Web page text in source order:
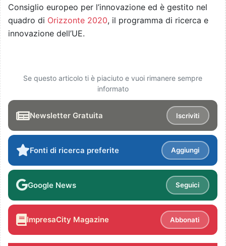
Consiglio europeo per l’innovazione ed è gestito nel
quadro di Orizzonte 2020, il programma di ricerca e
innovazione dell’UE.
Se questo articolo ti è piaciuto e vuoi rimanere sempre
informato
Newsletter Gratuita Iscriviti
Fonti di ricerca preferite Aggiungi
Google News Seguici
ImpresaCity Magazine Abbonati